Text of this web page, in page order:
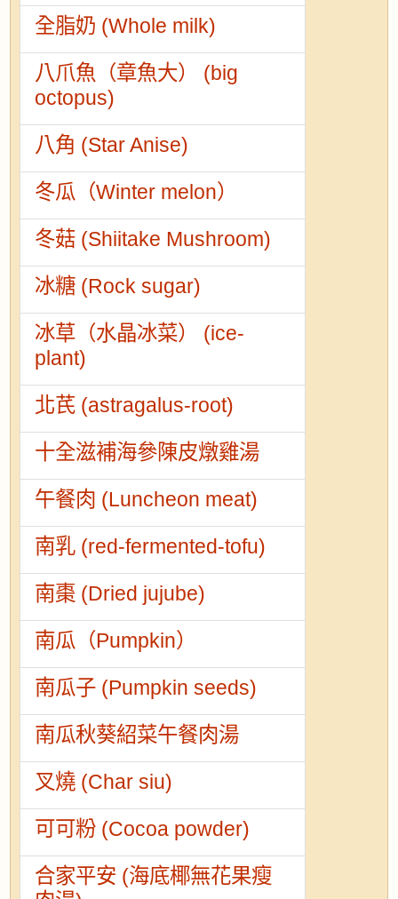
全脂奶 (Whole milk)
八爪魚（章魚大） (big
octopus)
八角 (Star Anise)
冬瓜（Winter melon）
冬菇 (Shiitake Mushroom)
冰糖 (Rock sugar)
冰草（水晶冰菜） (ice-
plant)
北芪 (astragalus-root)
十全滋補海參陳皮燉雞湯
午餐肉 (Luncheon meat)
南乳 (red-fermented-tofu)
南棗 (Dried jujube)
南瓜（Pumpkin）
南瓜子 (Pumpkin seeds)
南瓜秋葵紹菜午餐肉湯
叉燒 (Char siu)
可可粉 (Cocoa powder)
合家平安 (海底椰無花果瘦